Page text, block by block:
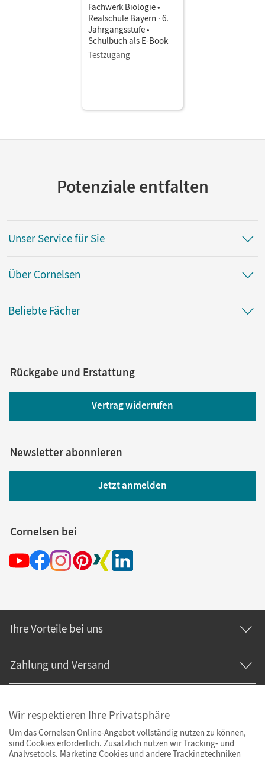
Fachwerk Biologie •
Realschule Bayern · 6.
Jahrgangsstufe •
Schulbuch als E-Book
Testzugang
Potenziale entfalten
Unser Service für Sie
Über Cornelsen
Beliebte Fächer
Rückgabe und Erstattung
Vertrag widerrufen
Newsletter abonnieren
Jetzt anmelden
Cornelsen bei
Ihre Vorteile bei uns
Zahlung und Versand
Wir respektieren Ihre Privatsphäre
Um das Cornelsen Online-Angebot vollständig nutzen zu können,
sind Cookies erforderlich. Zusätzlich nutzen wir Tracking- und
Analysetools. Marketing Cookies und andere Trackingtechniken